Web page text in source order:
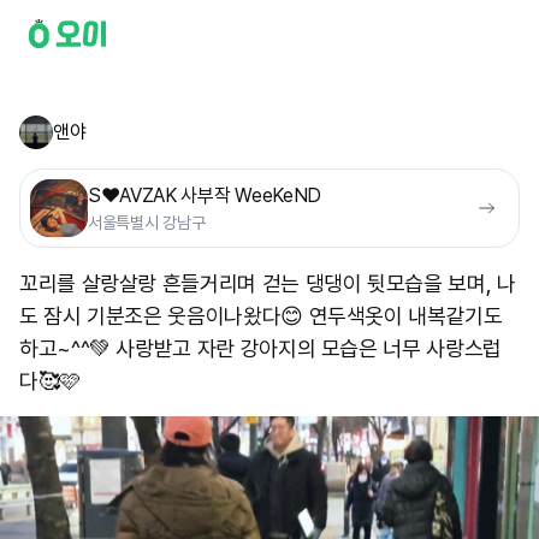
앤야
S❤️AVZAK 사부작 WeeKeND
서울특별시 강남구
꼬리를 살랑살랑 흔들거리며 걷는 댕댕이 뒷모습을 보며, 나
도 잠시 기분조은 웃음이나왔다😊 연두색옷이 내복같기도
하고~^^💚 사랑받고 자란 강아지의 모습은 너무 사랑스럽
다🥰🩷